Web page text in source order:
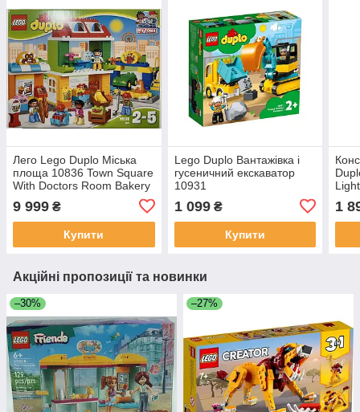
Лего Lego Duplo Міська
площа 10836 Town Square
With Doctors Room Bakery
9 999 ₴
Купити
Lego Duplo Вантажівка і
гусеничний екскаватор
10931
1 099₴
Купити
1
Акційні пропозиції та новинки
–30% –27%